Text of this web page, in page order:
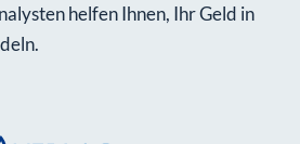
helfen Ihnen, Ihr Geld in